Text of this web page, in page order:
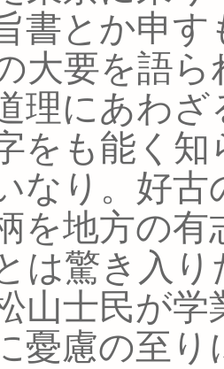
書とか申
大要を語
理にあわ
をも能く
なり。好
を地方の
は驚き入
山士民が
憂慮の至り